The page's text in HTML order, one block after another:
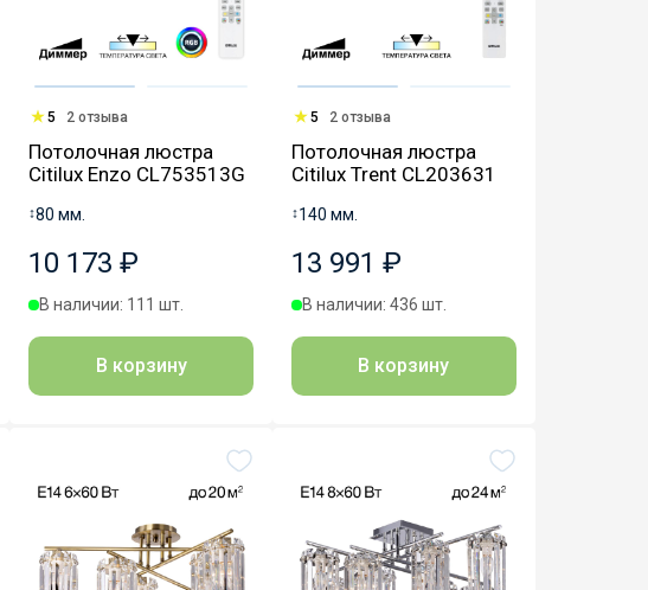
5 2 отзыва
Потолочная люстра
Citilux Enzo CL753513G
↕80 мм.
10 173 ₽
В наличии: 111 шт.
В корзину
5 2 отзыва
Потолочная люстра
Citilux Trent CL203631
↕140 мм.
13 991 ₽
В наличии: 436 шт.
В корзину